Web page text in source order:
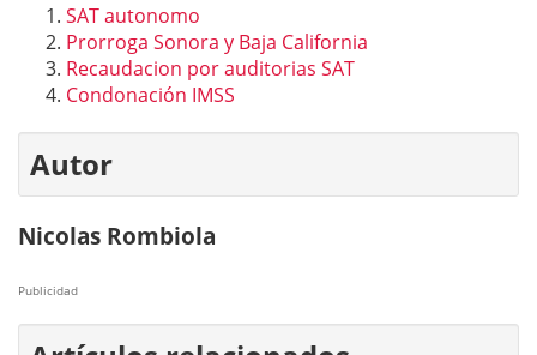
SAT autonomo
Prorroga Sonora y Baja California
Recaudacion por auditorias SAT
Condonación IMSS
Autor
Nicolas Rombiola
Publicidad